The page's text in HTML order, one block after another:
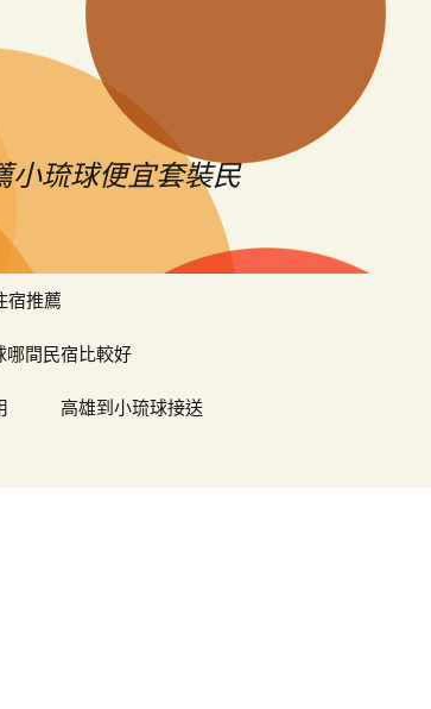
小琉球便宜套裝民
宿推薦
哪間民宿比較好
高雄到小琉球接送